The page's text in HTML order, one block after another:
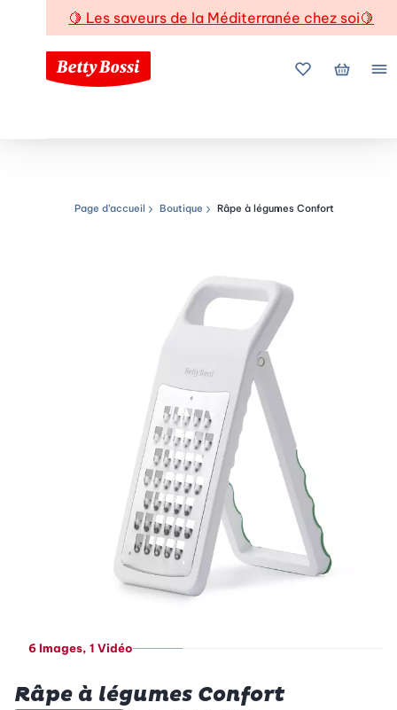
🍋 Les saveurs de la Méditerranée chez soi🍋
Mes favoris
Mon
Chemin de navigation
Page d’accueil Boutique Râpe à légumes Confort
6 Images, 1 Vidéo
Râpe à légumes Confort